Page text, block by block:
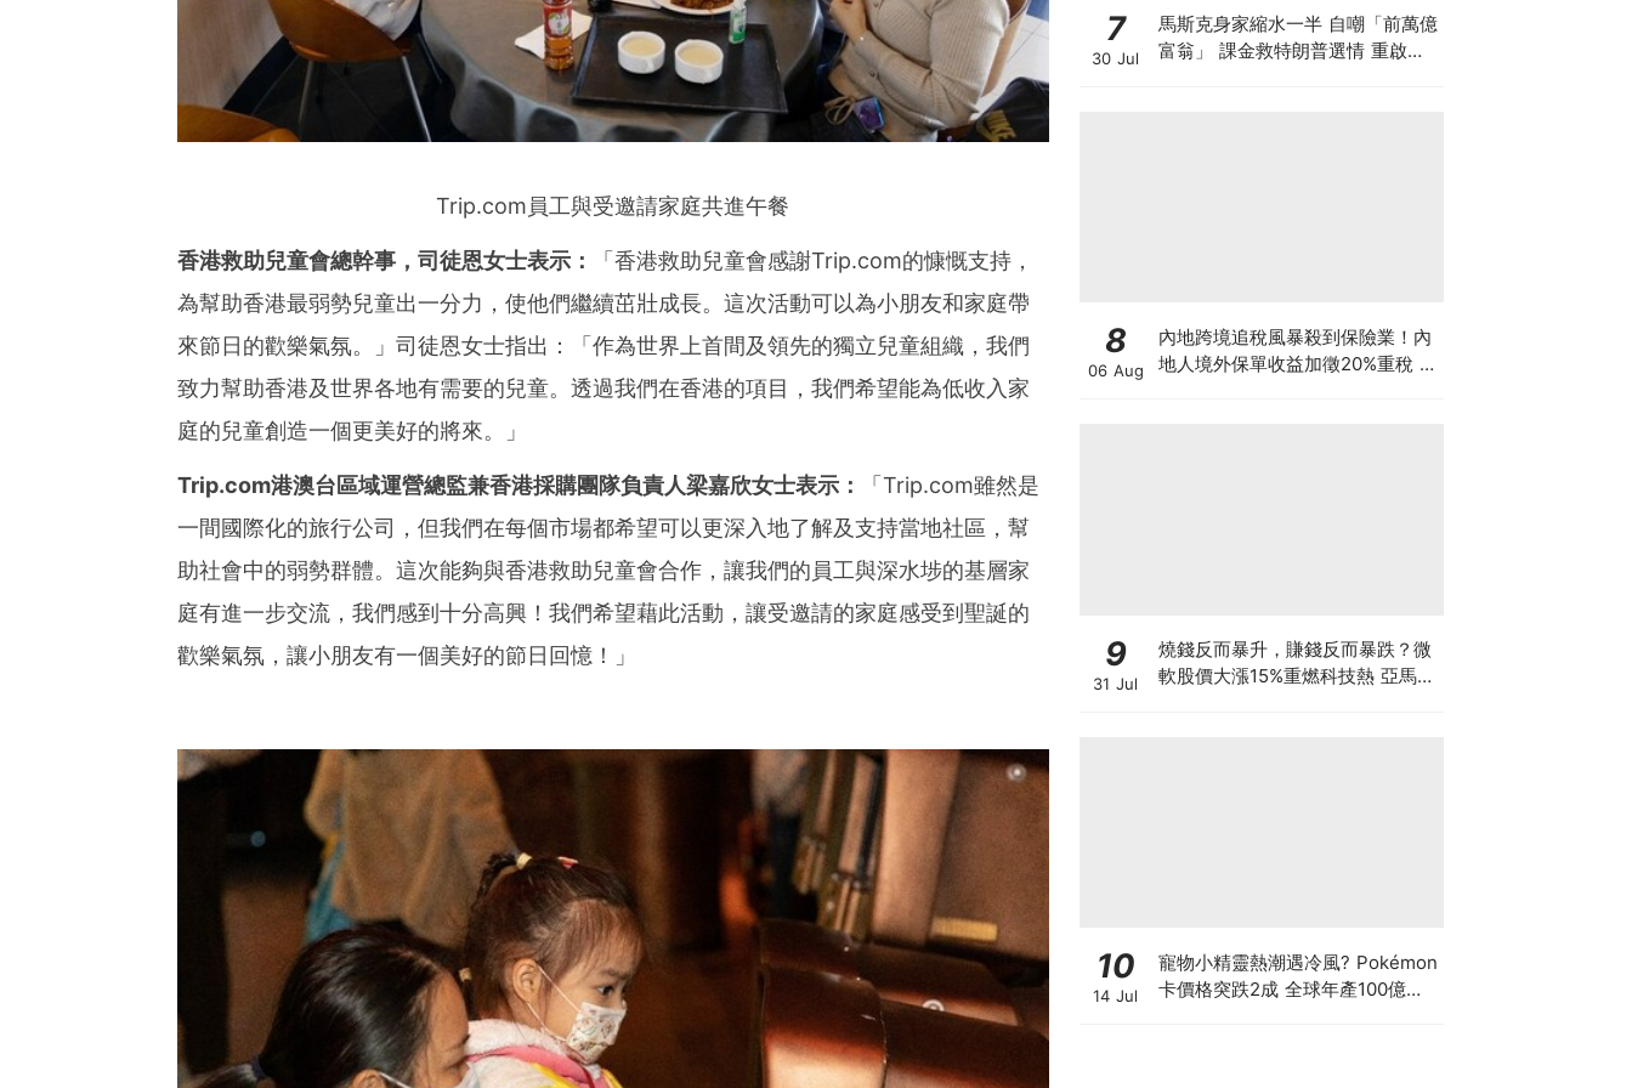
Trip.com員工與受邀請家庭共進午餐
香港救助兒童會總幹事，司徒恩女士表示： 「香港救助兒童會感謝Trip.com的慷慨支持，
為幫助香港最弱勢兒童出一分力，使他們繼續茁壯成長。這次活動可以為小朋友和家庭帶
來節日的歡樂氣氛。」司徒恩女士指出：「作為世界上首間及領先的獨立兒童組織，我們
致力幫助香港及世界各地有需要的兒童。透過我們在香港的項目，我們希望能為低收入家
庭的兒童創造一個更美好的將來。」
Trip.com港澳台區域運營總監兼香港採購團隊負責人梁嘉欣女士表示： 「 Trip.com雖然是
一間國際化的旅行公司，但我們在每個市場都希望可以更深入地了解及支持當地社區，幫
助社會中的弱勢群體。這次能夠與香港救助兒童會合作，讓我們的員工與深水埗的基層家
庭有進一步交流，我們感到十分高興！我們希望藉此活動，讓受邀請的家庭感受到聖誕的
歡樂氣氛，讓小朋友有一個美好的節日回憶！」
7
30 Jul
馬斯克身家縮水一半 自嘲「前萬億
富翁」 課金救特朗普選情 重啟超
8
06 Aug
內地跨境追稅風暴殺到保險業！內
地人境外保單收益加徵20%重稅 保
9
31 Jul
燒錢反而暴升，賺錢反而暴跌？微
軟股價大漲15%重燃科技熱 亞馬遜
10
14 Jul
寵物小精靈熱潮遇冷風? Pokémon
卡價格突跌2成 全球年產100億張